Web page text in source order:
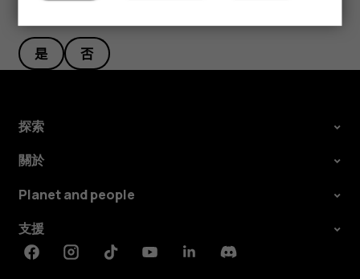
是 否
探索
關於
Planet and people
支援
FacebookInstagramTiktokYoutubeLinkedinDiscord